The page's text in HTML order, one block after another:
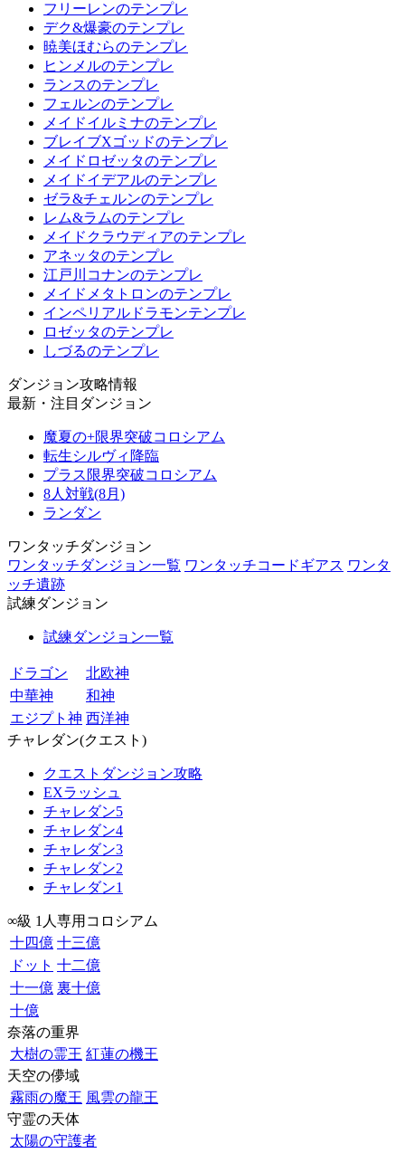
フリーレンのテンプレ
デク&爆豪のテンプレ
暁美ほむらのテンプレ
ヒンメルのテンプレ
ランスのテンプレ
フェルンのテンプレ
メイドイルミナのテンプレ
ブレイブXゴッドのテンプレ
メイドロゼッタのテンプレ
メイドイデアルのテンプレ
ゼラ&チェルンのテンプレ
レム&ラムのテンプレ
メイドクラウディアのテンプレ
アネッタのテンプレ
江戸川コナンのテンプレ
メイドメタトロンのテンプレ
インペリアルドラモンテンプレ
ロゼッタのテンプレ
しづるのテンプレ
ダンジョン攻略情報
最新・注目ダンジョン
魔夏の+限界突破コロシアム
転生シルヴィ降臨
プラス限界突破コロシアム
8人対戦(8月)
ランダン
ワンタッチダンジョン
ワンタッチダンジョン一覧 ワンタッチコードギアス ワンタ
ッチ遺跡
試練ダンジョン
試練ダンジョン一覧
ドラゴン
北欧神
中華神
和神
エジプト神 西洋神
チャレダン(クエスト)
クエストダンジョン攻略
EXラッシュ
チャレダン5
チャレダン4
チャレダン3
チャレダン2
チャレダン1
∞級 1人専用コロシアム
十四億 十三億
ドット 十二億
十一億 裏十億
十億
奈落の重界
大樹の霊王 紅蓮の機王
天空の儚域
霧雨の魔王 風雲の龍王
守霊の天体
太陽の守護者